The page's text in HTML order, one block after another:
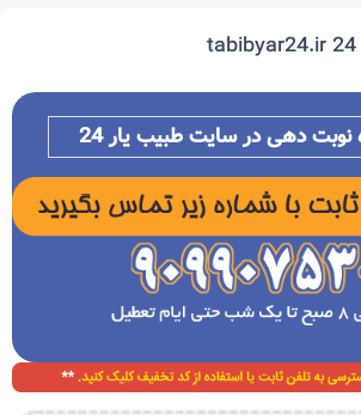
نوبت دهی در سایت طبیب یار 24